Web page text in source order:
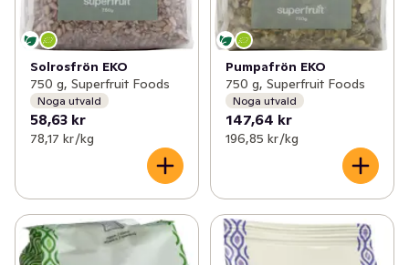
Solrosfrön EKO
750 g, Superfruit Foods
Noga utvald
58,63 kr
78,17 kr /kg
Pumpafrön EKO
750 g, Superfruit Foods
Noga utvald
147,64 kr
196,85 kr /kg